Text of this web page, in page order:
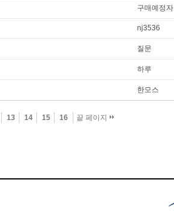
구매예정자
nj3536
질문
하루
한모스
13 14 15 16 끝 페이지